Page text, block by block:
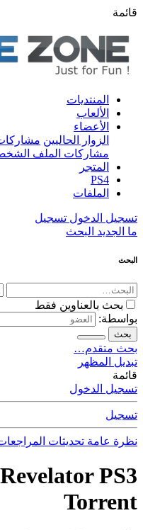
قائمة
المنتديات
الألعاب
الأعضاء
الزوار الحاليين
مشاركات الملف
المتجر
PS4
الملفات
تسجيل الدخول تسجيل
ما الجديد البحث
البحث
بحث بالعناوين فقط
بواسطة:
بحث
بحث متقدم…
تبديل المظهر
قائمة
تسجيل الدخول
تسجيل
نظرة عامة تحديثات المراجعات
PS3
Torrent